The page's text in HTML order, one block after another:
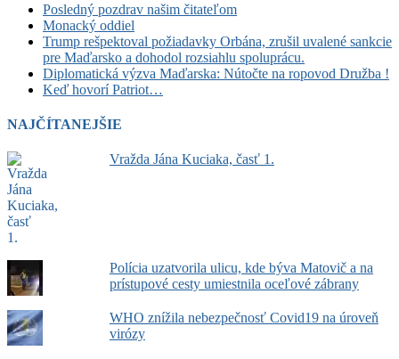
Posledný pozdrav našim čitateľom
Monacký oddiel
Trump rešpektoval požiadavky Orbána, zrušil uvalené sankcie
pre Maďarsko a dohodol rozsiahlu spoluprácu.
Diplomatická výzva Maďarska: Nútočte na ropovod Družba !
Keď hovorí Patriot…
NAJČÍTANEJŠIE
Vražda Jána Kuciaka, časť 1.
Polícia uzatvorila ulicu, kde býva Matovič a na
prístupové cesty umiestnila oceľové zábrany
WHO znížila nebezpečnosť Covid19 na úroveň
virózy